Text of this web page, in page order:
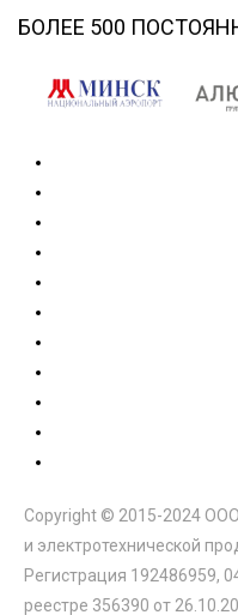
БОЛЕЕ 500
Copyright © 2015-2024
и электротехнической
Регистрация 192486959,
реестре 356390 от